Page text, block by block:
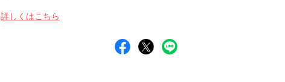
詳しくはこちら